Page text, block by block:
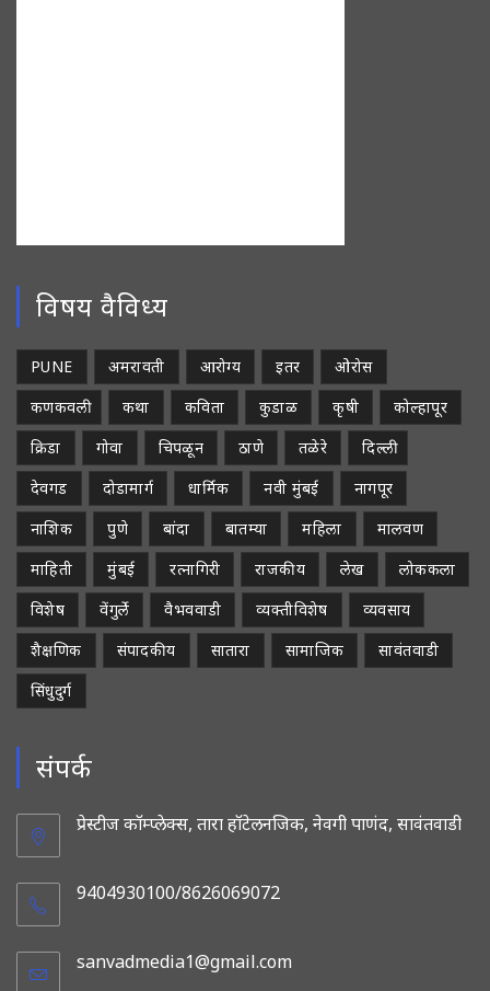
विषय वैविध्य
PUNE अमरावती आरोग्य इतर
ओरोस
कणकवली
कथा कविता कुडाळ कृषी
कोल्हापूर
क्रिडा
गोवा चिपळून ठाणे तळेरे
दिल्ली
देवगड
दोडामार्ग धार्मिक नवी मुंबई
नागपूर
नाशिक
पुणे बांदा बातम्या महिला
मालवण
माहिती
मुंबई रत्नागिरी राजकीय लेख
लोककला
विशेष
वेंगुर्ले वैभववाडी व्यक्तीविशेष
व्यवसाय
शैक्षणिक
संपादकीय सातारा सामाजिक
सावंतवाडी
सिंधुदुर्ग
संपर्क
प्रेस्टीज कॉम्प्लेक्स, तारा हॉटेलनजिक, नेवगी पाणंद, सावंतवाडी
9404930100/8626069072
sanvadmedia1@gmail.com